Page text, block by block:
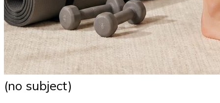
(no subject)